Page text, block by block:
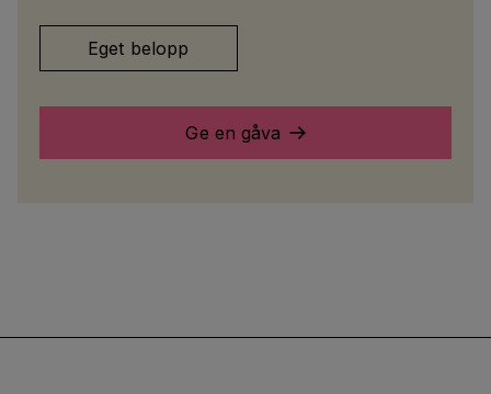
Eget belopp
Ge en gåva